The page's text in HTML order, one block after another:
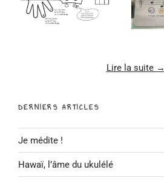
Lire la suite →
DERNIERS ARTICLES
Je médite !
Hawaï, l’âme du ukulélé